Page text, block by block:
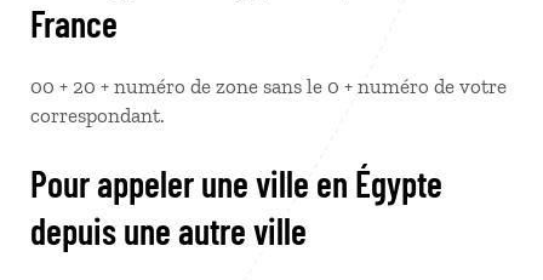
France
00 + 20 + numéro de zone sans le 0 + numéro de votre
correspondant.
Pour appeler une ville en Égypte
depuis une autre ville